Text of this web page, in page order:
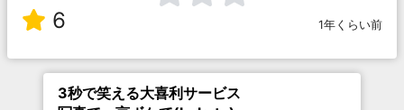
6 1年くらい前
3秒で笑える大喜利サービス